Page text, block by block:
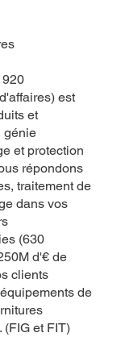
est
et
génie
et protection
répondons
traitement de
dans vos
(630
d'€ de
clients
de
et FIT)